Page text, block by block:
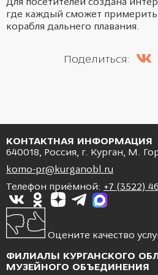
Для посетителей создана
где каждый сможет примерить
корабля дальнего плавания.
Поделиться:
КОНТАКТНАЯ ИНФОРМАЦИЯ
640018, Россия, г. Курган, М.
komo-pr@kurganobl.ru
Телефон приёмной: +7 (3522)
Оцените качество
ФИЛИАЛЫ КУРГАНСКОГО
МУЗЕЙНОГО ОБЪЕДИНЕНИЯ